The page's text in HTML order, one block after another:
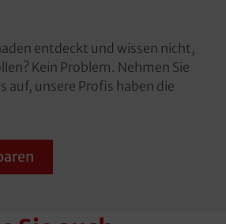
entdeckt und wissen nicht,
Kein Problem. Nehmen Sie
auf, unsere Profis haben die